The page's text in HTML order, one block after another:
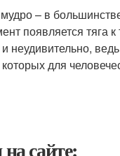
– в
появляется тяга
неудивительно,
для
сайте: